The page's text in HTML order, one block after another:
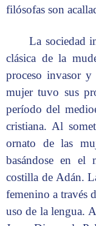
filósofas son
La sociedad
clásica de la
proceso invasor y
mujer tuvo sus
período del
cristiana. Al
ornato de las
basándose en el
costilla de Adán.
femenino a través
uso de la lengua.